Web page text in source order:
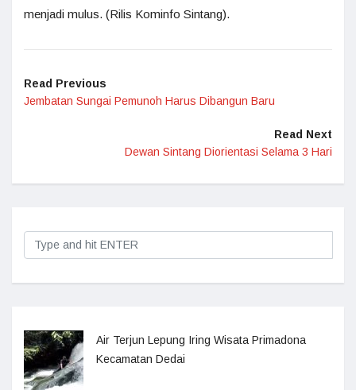
menjadi mulus. (Rilis Kominfo Sintang).
Read Previous
Jembatan Sungai Pemunoh Harus Dibangun Baru
Read Next
Dewan Sintang Diorientasi Selama 3 Hari
Air Terjun Lepung Iring Wisata Primadona
Kecamatan Dedai